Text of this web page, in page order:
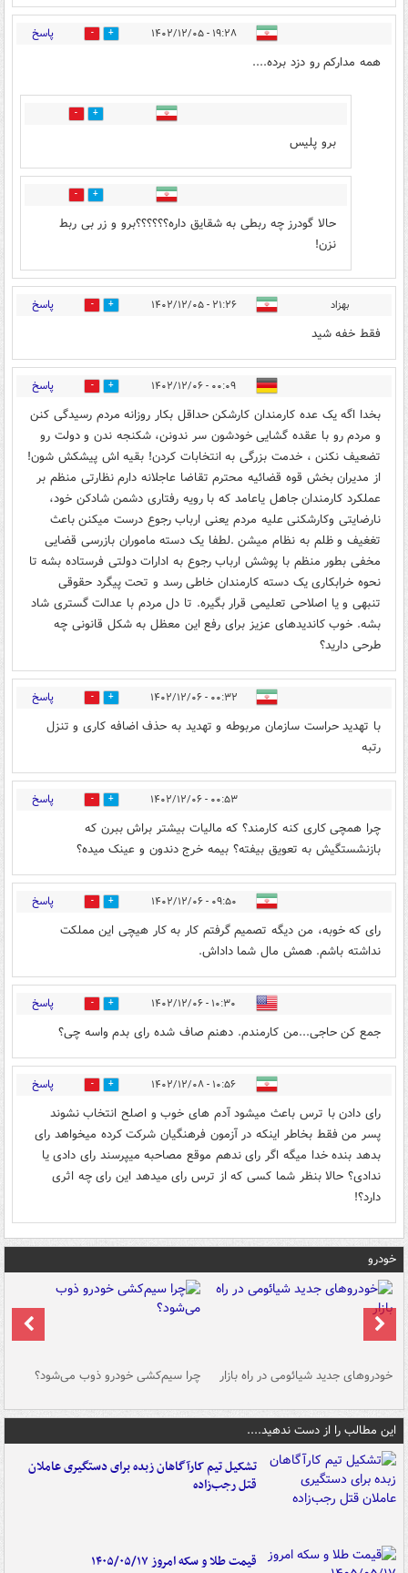
۱۹:۲۸ - ۱۴۰۲/۱۲/۰۵ 4 پاسخ
همه مدارکم رو دزد برده....
1
برو پلیس
0
حالا گودرز چه ربطی به شقایق داره؟؟؟؟؟؟برو و زر بی ربط
نزن!
بهزاد ۲۱:۲۶ - ۱۴۰۲/۱۲/۰۵ 2 پاسخ
فقط خفه شید
۰۰:۰۹ - ۱۴۰۲/۱۲/۰۶ 1 پاسخ
بخدا اگه یک عده کارمندان کارشکن حداقل بکار روزانه مردم رسیدگی کنن
و مردم رو با عقده گشایی خودشون سر ندونن، شکنجه ندن و دولت رو
تضعیف نکنن ، خدمت بزرگی به انتخابات کردن! بقیه اش پیشکش شون!
از مدیران بخش قوه قضائیه محترم تقاضا عاجلانه دارم نظارتی منظم بر
عملکرد کارمندان جاهل یاعامد که با رویه رفتاری دشمن شادکن خود،
نارضایتی وکارشکنی علیه مردم یعنی ارباب رجوع درست میکنن باعث
تغغیف و ظلم به نظام میشن .لطفا یک دسته ماموران بازرسی قضایی
مخفی بطور منظم با پوشش ارباب رجوع به ادارات دولتی فرستاده بشه تا
نحوه خرابکاری یک دسته کارمندان خاطی رسد و تحت پیگرد حقوقی
تنبهی و یا اصلاحی تعلیمی قرار بگیره. تا دل مردم با عدالت گستری شاد
بشه. خوب کاندیدهای عزیز برای رفع این معظل به شکل قانونی چه
طرحی دارید؟
۰۰:۳۲ - ۱۴۰۲/۱۲/۰۶ 0 پاسخ
با تهدید حراست سازمان مربوطه و تهدید به حذف اضافه کاری و تنزل
رتبه
۰۰:۵۳ - ۱۴۰۲/۱۲/۰۶ 0 پاسخ
چرا همچی کاری کنه کارمند؟ که مالیات بیشتر براش ببرن که
بازنشستگیش به تعویق بیفته؟ بیمه خرج دندون و عینک میده؟
۰۹:۵۰ - ۱۴۰۲/۱۲/۰۶ 3 پاسخ
رای که خوبه، من دیگه تصمیم گرفتم کار به کار هیچی این مملکت
نداشته باشم. همش مال شما داداش.
۱۰:۳۰ - ۱۴۰۲/۱۲/۰۶ 0 پاسخ
جمع کن حاجی...من کارمندم. دهنم صاف شده رای بدم واسه چی؟
۱۰:۵۶ - ۱۴۰۲/۱۲/۰۸ 0 پاسخ
رای دادن با ترس باعث میشود آدم های خوب و اصلح انتخاب نشوند
پسر من فقط بخاطر اینکه در آزمون فرهنگیان شرکت کرده میخواهد رای
بدهد بنده خدا میگه اگر رای ندهم موقع مصاحبه میپرسند رای دادی یا
ندادی؟ حالا بنظر شما کسی که از ترس رای میدهد این رای چه اثری
دارد؟!
خودرو
خودروهای جدید شیائومی در راه بازار چرا سیم‌کشی خودرو ذوب می‌شود؟
این مطالب را از دست ندهید....
تشکیل تیم کارآگاهان زبده برای دستگیری عاملان
قتل رجب‌زاده
قیمت طلا و سکه امروز ۱۴۰۵/۰۵/۱۷